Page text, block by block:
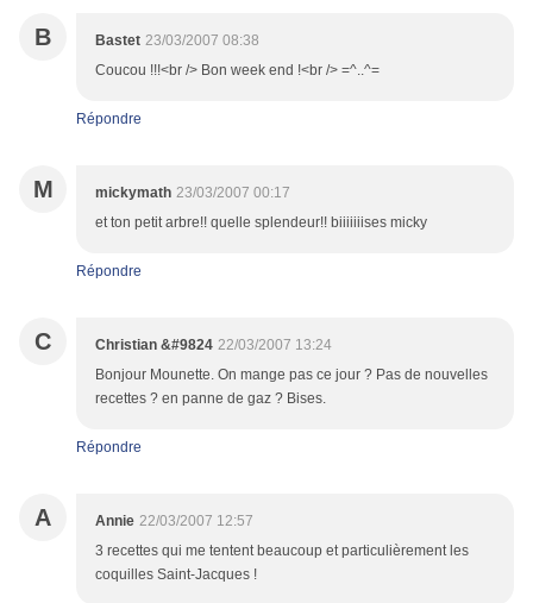
B Bastet 23/03/2007 08:38
Coucou !!!<br /> Bon week end !<br /> =^..^=
Répondre
M mickymath 23/03/2007 00:17
et ton petit arbre!! quelle splendeur!! biiiiiiises micky
Répondre
C Christian &#9824 22/03/2007 13:24
Bonjour Mounette. On mange pas ce jour ? Pas de nouvelles
recettes ? en panne de gaz ? Bises.
Répondre
A Annie 22/03/2007 12:57
3 recettes qui me tentent beaucoup et particulièrement les
coquilles Saint-Jacques !